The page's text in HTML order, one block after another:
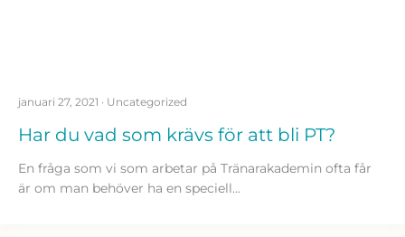
januari 27, 2021 · Uncategorized
Har du vad som krävs för att bli PT?
En fråga som vi som arbetar på Tränarakademin ofta får
är om man behöver ha en speciell…